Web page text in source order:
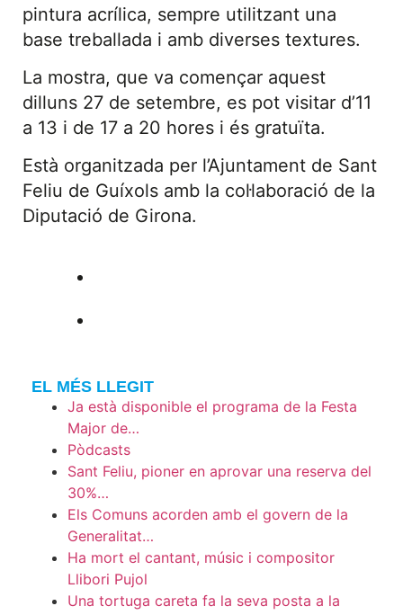
pintura acrílica, sempre utilitzant una
base treballada i amb diverses textures.
La mostra, que va començar aquest
dilluns 27 de setembre, es pot visitar d’11
a 13 i de 17 a 20 hores i és gratuïta.
Està organitzada per l’Ajuntament de Sant
Feliu de Guíxols amb la col·laboració de la
Diputació de Girona.
EL MÉS LLEGIT
Ja està disponible el programa de la Festa
Major de…
Pòdcasts
Sant Feliu, pioner en aprovar una reserva del
30%…
Els Comuns acorden amb el govern de la
Generalitat…
Ha mort el cantant, músic i compositor
Llibori Pujol
Una tortuga careta fa la seva posta a la